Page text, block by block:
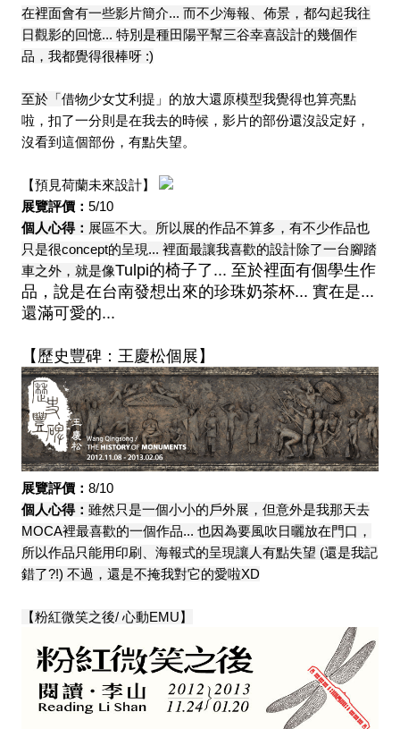
在裡面會有一些影片簡介... 而不少海報、佈景，都勾起我往
日觀影的回憶... 特別是種田陽平幫三谷幸喜設計的幾個作
品，我都覺得很棒呀 :)
至於「借物少女艾利提」的放大還原模型我覺得也算亮點
啦，扣了一分則是在我去的時候，影片的部份還沒設定好，
沒看到這個部份，有點失望。
【預見荷蘭未來設計】
展覽評價： 5/10
個人心得： 展區不大。所以展的作品不算多，有不少作品也
只是很concept的呈現... 裡面最讓我喜歡的設計除了一台腳踏
車之外，就是像Tulpi的椅子了... 至於裡面有個學生作
品，說是在台南發想出來的珍珠奶茶杯... 實在是...
還滿可愛的...
【 歷史豐碑：王慶松個展 】
展覽評價： 8/10
個人心得： 雖然只是一個小小的戶外展，但意外是我那天去
MOCA裡最喜歡的一個作品... 也因為要風吹日曬放在門口，
所以作品只能用印刷、海報式的呈現讓人有點失望 (還是我記
錯了?!) 不過，還是不掩我對它的愛啦XD
【粉紅微笑之後/ 心動EMU】